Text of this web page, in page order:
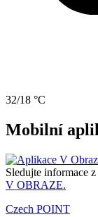
32/18 °C
Mobilní
Sledujte informace
V OBRAZE.
Czech POINT